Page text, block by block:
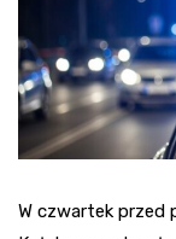
W czwartek przed